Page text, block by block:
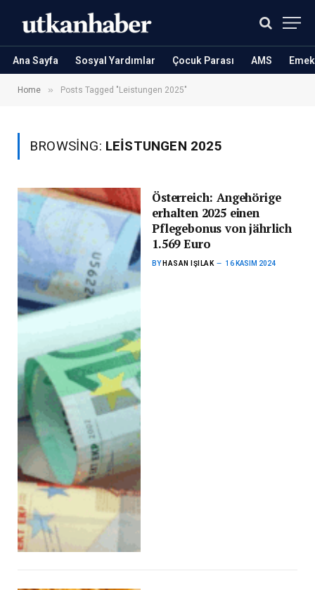
Ana Sayfa Sosyal Yardımlar Çocuk Parası AMS
Home » Posts Tagged "Leistungen 2025"
BROWSING: LEISTUNGEN 2025
Österreich: Angehörige
erhalten 2025 einen
Pflegebonus von jährlich
1.569 Euro
BY HASAN IŞILAK 16 KASIM 2024